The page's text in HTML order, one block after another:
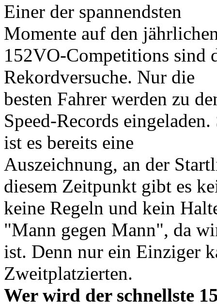
Einer der spannendsten
Momente auf den
152VO-Competitions sind
Rekordversuche. Nur die
besten Fahrer werden zu
Speed-Records eingeladen.
ist es bereits eine
Auszeichnung, an der
diesem Zeitpunkt gibt es
keine Regeln und kein
"Mann gegen Mann", da
ist. Denn nur ein Einziger
Zweitplatzierten.
Wer wird der schnellste